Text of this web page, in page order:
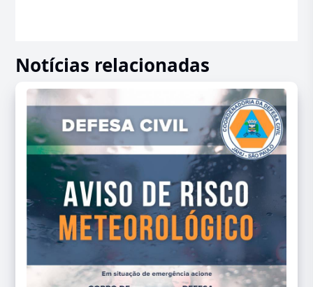
Notícias relacionadas